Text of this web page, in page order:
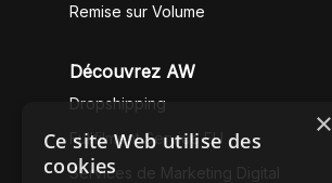
Remise sur Volume
Découvrez AW
Dropshipping
Fullfilment Service EU
Services de Marketing Digital
×
Ce site Web utilise des
cookies